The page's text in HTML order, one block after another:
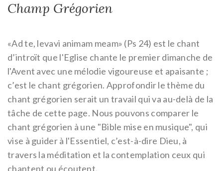
Champ Grégorien
«Ad te, levavi animam meam» (Ps 24) est le chant
d’introït que l'Eglise chante le premier dimanche de
l'Avent avec une mélodie vigoureuse et apaisante ;
c’est le chant grégorien. Approfondir le thème du
chant grégorien serait un travail qui va au-delà de la
tâche de cette page. Nous pouvons comparer le
chant grégorien à une "Bible mise en musique", qui
vise à guider à l'Essentiel, c’est-à-dire Dieu, à
travers la méditation et la contemplation ceux qui
chantent ou écoutent.